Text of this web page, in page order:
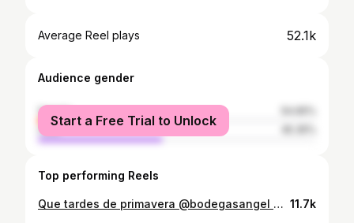
Average Reel plays 52.1k
Audience gender
female
male
Start a Free Trial to Unlock
Top performing Reels
Que tardes de primavera @bodegasangel Tarde de arroces y vinos!! Un año más agradecido a la familia Gelabert por confiar en Arrózame. Y siempre gracias @germanesbuades @arrozame.arg @arrozamepr @arrozamebo @whoismartib @fer_chef_bolivia @udibolivia @by_mer.flx @iben_andsager @xexe_150 @luissannchez96 @diego_rivas93 ##bolivia #españa ##españa #food #wedding #events #polonia #coworkingspace 11.7k